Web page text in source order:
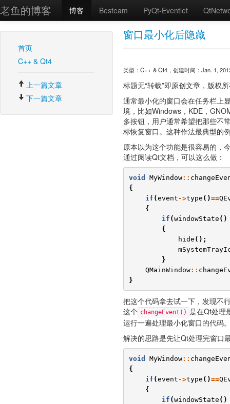
老鱼的博客 博客 Besteam PyQt-Eventlet
首页
C++ & Qt4
上一篇文章
下一篇文章
窗口最小化后隐藏
类型：C++ & Qt4，创建时间：Jan. 1,
标题无“转载”即原创文章，版权
通常最小化的窗口会在任务栏上
境，比如Windows，KDE，
多按钮，用户通常希望把那些不
标恢复窗口。这种作法最典型的
原本以为这个功能是很容易的，
通过阅读Qt文档，可以这么做：
void MyWindow::
{
if (event ->type ()==
{
if (windowState ()
{
hide ();
}
QMainWindow::
}
把这个代码拿去试一下，发现不
这个 changeEvent() 是在Qt处理
运行一遍处理最小化窗口的代码
解决的思路是先让Qt处理完窗口
void MyWindow::
{
if (event ->type ()==
{
if (windowState ()